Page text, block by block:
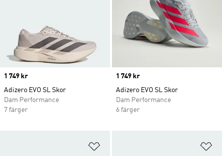
Price
1 749 kr
Adizero EVO SL Skor
Dam Performance
7 färger
Price
1 749 kr
Adizero EVO SL Skor
Dam Performance
6 färger